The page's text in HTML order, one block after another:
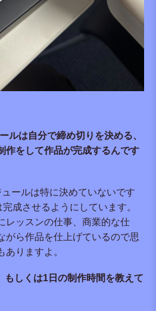
ルは自分で締め切りを決める、
作をして作品が完成するんです
ールは特に決めていないです
成させるようにしています。
レッスンの仕事、商業的な仕
がら作品を仕上げているので思
ありますよ。
もしくは1日の制作時間を教えて